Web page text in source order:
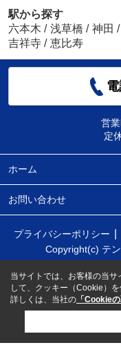
駅から探す
六本木 / 浅草橋 / 神田 /
吉祥寺 / 恵比寿
営業
定
ホーム
お問い合わせ
プライバシーポリシー
Copyright(c) テ
当サイトでは、お客様の当
して、クッキー（Cookie）を
詳しくは、当社の 「Cookie